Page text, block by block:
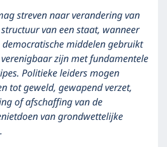
streven naar verandering van
van een staat, wanneer
middelen gebruikt
zijn met fundamentele
Politieke leiders mogen
tot geweld, gewapend verzet,
of afschaffing van de
van grondwettelijke